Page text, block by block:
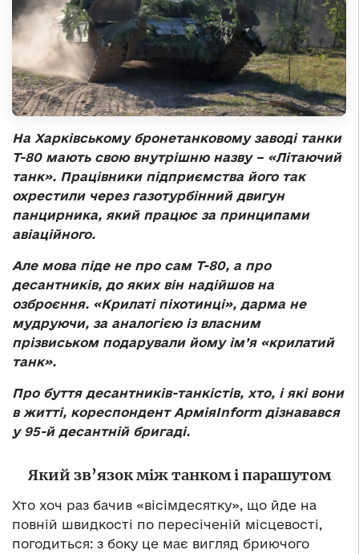
На Харківському бронетанковому заводі танки
Т-80 мають свою внутрішню назву – «Літаючий
танк». Працівники підприємства його так
охрестили через газотурбінний двигун
панцирника, який працює за принципами
авіаційного.
Але мова піде не про сам Т-80, а про
десантників, до яких він надійшов на
озброєння. «Крилаті піхотинці», дарма не
мудруючи, за аналогією із власним
прізвиськом подарували йому ім’я «крилатий
танк».
Про буття десантників-танкістів, хто, і які вони
в житті, кореспондент АрміяInform дізнавався
у 95-й десантній бригаді.
Який зв’язок між танком і парашутом
Хто хоч раз бачив «вісімдесятку», що йде на
повній швидкості по пересіченій місцевості,
погодиться: з боку це має вигляд бриючого